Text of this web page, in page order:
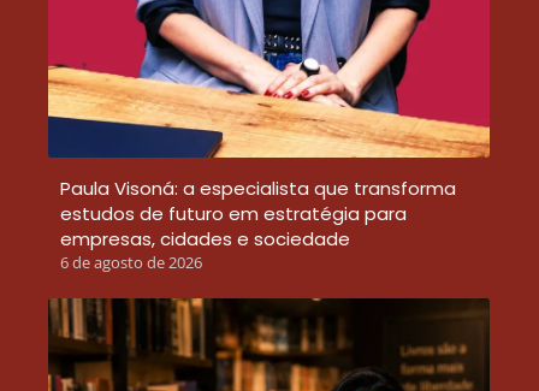
Paula Visoná: a especialista que transforma
estudos de futuro em estratégia para
empresas, cidades e sociedade
6 de agosto de 2026